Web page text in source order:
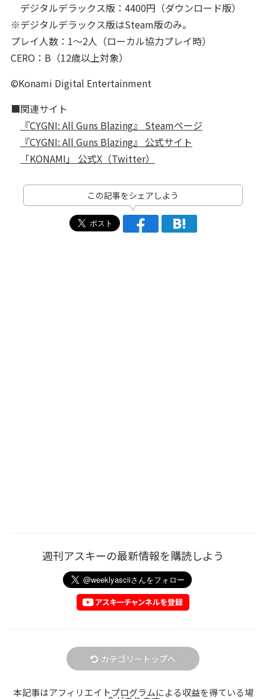
デジタルデラックス版：4400円（ダウンロード版）
※デジタルデラックス版はSteam版のみ。
プレイ人数：1～2人（ローカル協力プレイ時）
CERO：B（12歳以上対象）
©Konami Digital Entertainment
■関連サイト
『CYGNI: All Guns Blazing』 Steamページ
『CYGNI: All Guns Blazing』 公式サイト
「KONAMI」 公式X（Twitter）
この記事をシェアしよう
週刊アスキーの最新情報を購読しよう
カテゴリートップへ
本記事はアフィリエイトプログラムによる収益を得ている場